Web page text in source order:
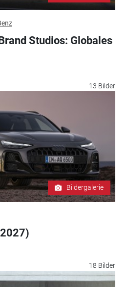
Studios: Globales
13 Bilder
Bildergalerie
18 Bilder